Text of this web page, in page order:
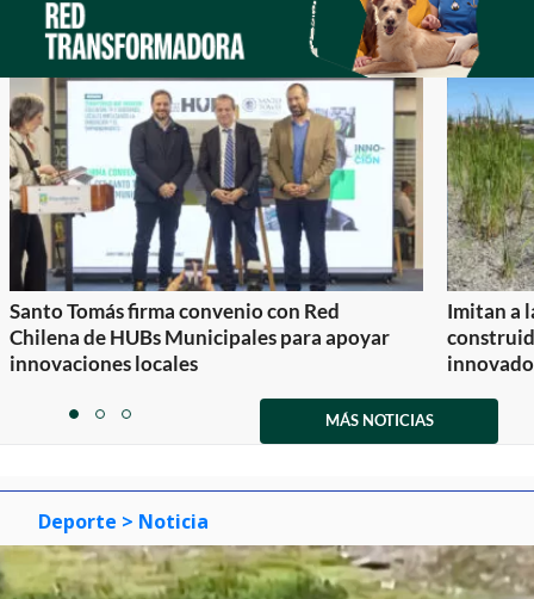
Santo Tomás firma convenio con Red
Chilena de HUBs Municipales para apoyar
innovaciones locales
Imitan a
itemitemitem
MÁS NOTICIAS
Deporte > Noticia